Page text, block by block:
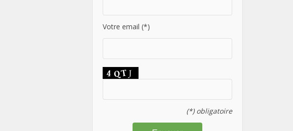
Votre email (*)
(*) obligatoire